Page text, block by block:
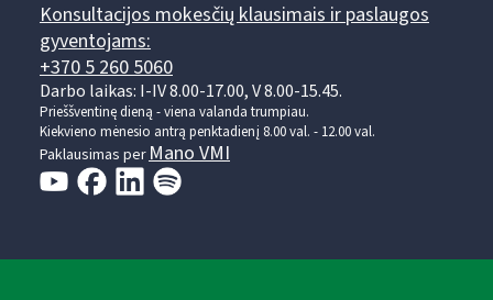
Konsultacijos mokesčių klausimais ir paslaugos
gyventojams:
+370 5 260 5060
Darbo laikas: I-IV 8.00-17.00, V 8.00-15.45.
Prieššventinę dieną - viena valanda trumpiau.
Kiekvieno mėnesio antrą penktadienį 8.00 val. - 12.00 val.
Paklausimas perMano VMI